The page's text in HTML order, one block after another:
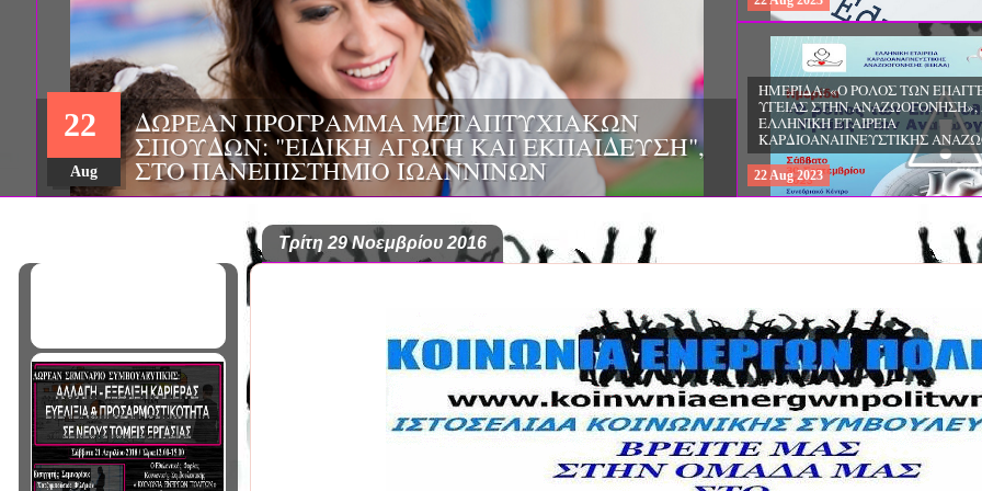
ΣΠΟΥΔΩΝ:
«ΕΠΙΣΤΗΜΕΣ ΤΗΣ
ΑΓΩΓΗΣ - ΘΕΩΡΙΑ
ΕΦΑΡΜΟΓΕΣ»,
ΠΑΝΕΠΙΣΤΗΜΙΟ
ΚΡΗΤΗΣ
Τρίτη 29 Νοεμβρίου 2016